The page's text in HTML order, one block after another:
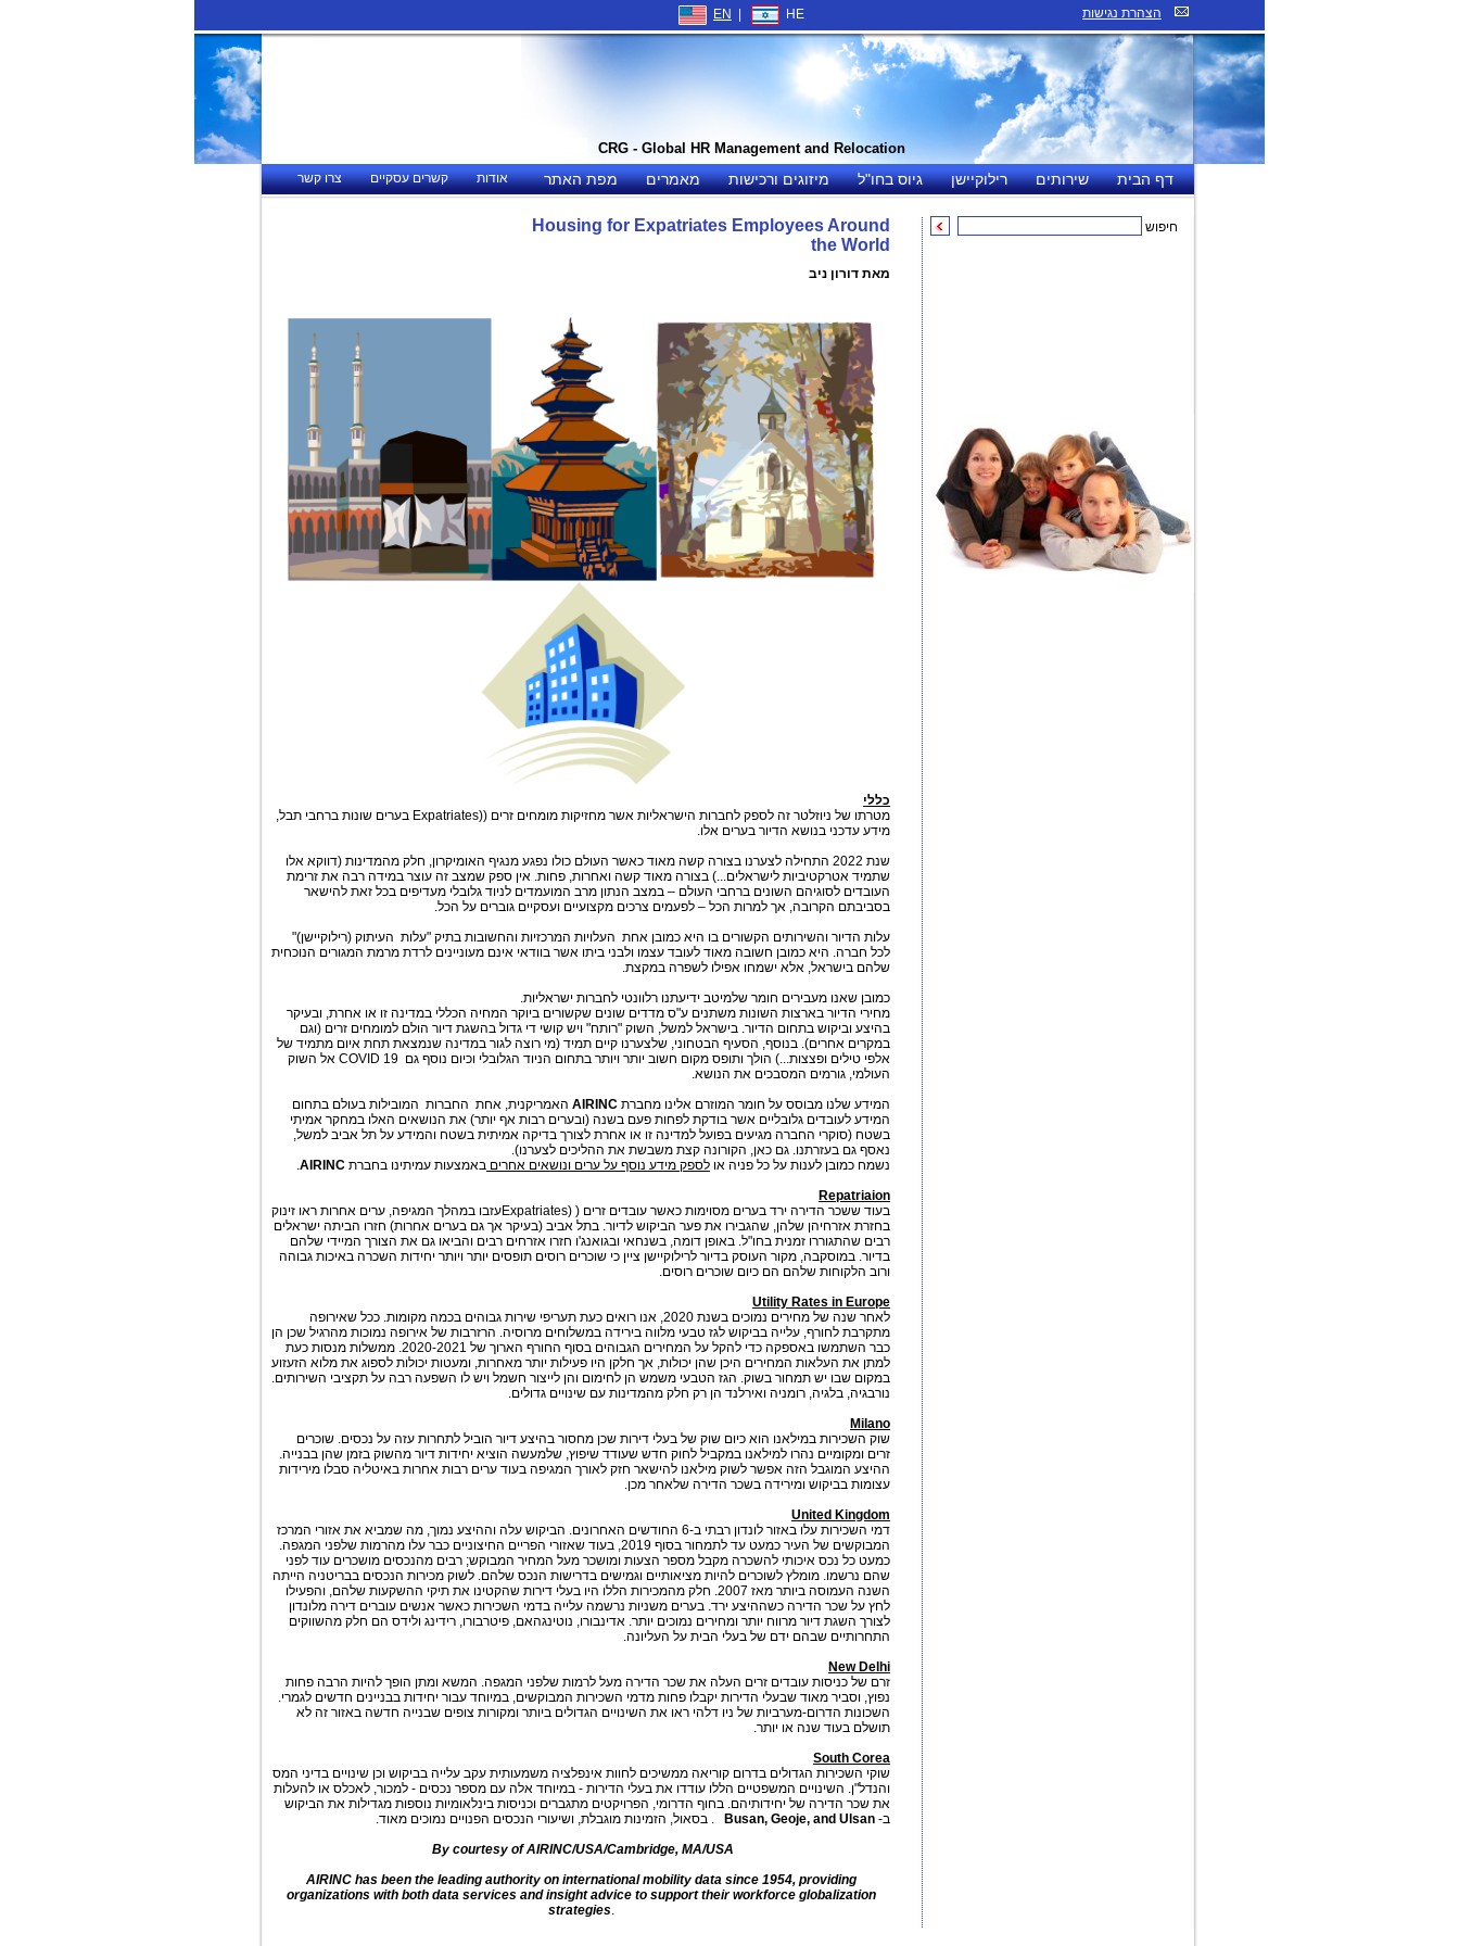
הצהרת נגישות EN HE
CRG - Global HR Management and Relocation
דף הבית שירותים רילוקיישן גיוס בחו"ל מיזוגים ורכישות מאמרים מפת האתר אודות קשרים עסקיים צרו קשר
חיפוש
Housing for Expatriates Employees Around
the World
מאת דורון ניב
כללי
מטרתו של ניוזלטר זה לספק לחברות הישראליות אשר מחזיקות מומחים זרים ((Expatriates בערים שונות ברחבי תבל,
מידע עדכני בנושא הדיור בערים אלו.
שנת 2022 התחילה לצערנו בצורה קשה מאוד כאשר העולם כולו נפגע מנגיף האומיקרון, חלק מהמדינות (דווקא אלו
שתמיד אטרקטיביות לישראלים...) בצורה מאוד קשה ואחרות, פחות. אין ספק שמצב זה עוצר במידה רבה את זרימת
העובדים לסוגיהם השונים ברחבי העולם – במצב הנתון מרב המועמדים לניוד גלובלי מעדיפים בכל זאת להישאר
בסביבתם הקרובה, אך למרות הכל – לפעמים צרכים מקצועיים ועסקיים גוברים על הכל.
עלות הדיור והשירותים הקשורים בו היא כמובן אחת העלויות המרכזיות והחשובות בתיק "עלות העיתוק (רילוקיישן)"
לכל חברה. היא כמובן חשובה מאוד לעובד עצמו ולבני ביתו אשר בוודאי אינם מעוניינים לרדת מרמת המגורים הנוכחית
שלהם בישראל, אלא ישמחו אפילו לשפרה במקצת.
כמובן שאנו מעבירים חומר שלמיטב ידיעתנו רלוונטי לחברות ישראליות.
מחירי הדיור בארצות השונות משתנים ע"ס מדדים שונים שקשורים ביוקר המחיה הכללי במדינה זו או אחרת, ובעיקר
בהיצע וביקוש בתחום הדיור. בישראל למשל, השוק "רותח" ויש קושי די גדול בהשגת דיור הולם למומחים זרים (וגם
במקרים אחרים). בנוסף, הסעיף הבטחוני, שלצערנו קיים תמיד (מי רוצה לגור במדינה שנמצאת תחת איום מתמיד של
אלפי טילים ופצצות...) הולך ותופס מקום חשוב יותר ויותר בתחום הניוד הגלובלי וכיום נוסף גם COVID 19 אל השוק
העולמי, גורמים המסבכים את הנושא.
המידע שלנו מבוסס על חומר המוזרם אלינו מחברת AIRINC האמריקנית, אחת החברות המובילות בעולם בתחום
המידע לעובדים גלובליים אשר בודקת לפחות פעם בשנה (ובערים רבות אף יותר) את הנושאים האלו במחקר אמיתי
בשטח (סוקרי החברה מגיעים בפועל למדינה זו או אחרת לצורך בדיקה אמיתית בשטח והמידע על תל אביב למשל,
נאסף גם בעזרתנו. גם כאן, הקורונה קצת משבשת את ההליכים לצערנו).
נשמח כמובן לענות על כל פניה או לספק מידע נוסף על ערים ונושאים אחרים באמצעות עמיתינו בחברת AIRINC
.
Repatriaion
בעוד ששכר הדירה ירד בערים מסוימות כאשר עובדים זרים ( (Expatriatesעזבו במהלך המגיפה, ערים אחרות ראו זינוק
בחזרת אזרחיהן שלהן, שהגבירו את פער הביקוש לדיור. בתל אביב (בעיקר אך גם בערים אחרות) חזרו הביתה ישראלים
רבים שהתגוררו זמנית בחו"ל. באופן דומה, בשנחאי ובגואנג'ו חזרו אזרחים רבים והביאו גם את הצורך המיידי שלהם
בדיור. במוסקבה, מקור העוסק בדיור לרילוקיישן ציין כי שוכרים רוסים תופסים יותר ויותר יחידות השכרה באיכות גבוהה
ורוב הלקוחות שלהם הם כיום שוכרים רוסים.
Utility Rates in Europe
לאחר שנה של מחירים נמוכים בשנת 2020, אנו רואים כעת תעריפי שירות גבוהים בכמה מקומות. ככל שאירופה
מתקרבת לחורף, עלייה בביקוש לגז טבעי מלווה בירידה במשלוחים מרוסיה. הרזרבות של אירופה נמוכות מהרגיל שכן הן
כבר השתמשו באספקה ​​כדי להקל על המחירים הגבוהים בסוף החורף הארוך של 2020-2021. ממשלות מנסות כעת
למתן את העלאות המחירים היכן שהן יכולות, אך חלקן היו פעילות יותר מאחרות, ומעטות יכולות לספוג את מלוא הזעזוע
במקום שבו יש תמחור בשוק. הגז הטבעי משמש הן לחימום והן לייצור חשמל ויש לו השפעה רבה על תקציבי השירותים.
נורבגיה, בלגיה, רומניה ואירלנד הן רק חלק מהמדינות עם שינויים גדולים.
Milano
שוק השכירות במילאנו הוא כיום שוק של בעלי דירות שכן מחסור בהיצע דיור הוביל לתחרות עזה על נכסים. שוכרים
זרים ומקומיים נהרו למילאנו במקביל לחוק חדש שעודד שיפוץ, שלמעשה הוציא יחידות דיור מהשוק בזמן שהן בבנייה.
ההיצע המוגבל הזה אפשר לשוק מילאנו להישאר חזק לאורך המגיפה בעוד ערים רבות אחרות באיטליה סבלו מירידות
עצומות בביקוש ומירידה בשכר הדירה שלאחר מכן.
United Kingdom
דמי השכירות עלו באזור לונדון רבתי ב-6 החודשים האחרונים. הביקוש עלה וההיצע נמוך, מה שמביא את אזורי המרכז
המבוקשים של העיר כמעט עד לתמחור בסוף 2019, בעוד שאזורי הפריים החיצוניים כבר עלו מהרמות שלפני המגפה.
כמעט כל נכס איכותי להשכרה מקבל מספר הצעות ומושכר מעל המחיר המבוקש; רבים מהנכסים מושכרים עוד לפני
שהם נרשמו. מומלץ לשוכרים להיות מציאותיים וגמישים בדרישות הנכס שלהם. לשוק מכירות הנכסים בבריטניה הייתה
השנה העמוסה ביותר מאז 2007. חלק מהמכירות הללו היו בעלי דירות שהקטינו את תיקי ההשקעות שלהם, והפעילו
לחץ על שכר הדירה כשההיצע ירד. בערים משניות נרשמה עלייה בדמי השכירות כאשר אנשים עוברים דירה מלונדון
לצורך השגת דיור מרווח יותר ומחירים נמוכים יותר. אדינבורו, נוטינגהאם, פיטרבורו, רידינג ולידס הם חלק מהשווקים
התחרותיים שבהם ידם של בעלי הבית על העליונה.
New Delhi
זרם של כניסות עובדים זרים העלה את שכר הדירה מעל לרמות שלפני המגפה. המשא ומתן הופך להיות הרבה פחות
נפוץ, וסביר מאוד שבעלי הדירות יקבלו פחות מדמי השכירות המבוקשים, במיוחד עבור יחידות בבניינים חדשים לגמרי.
השכונות הדרום-מערביות של ניו דלהי ראו את השינויים הגדולים ביותר ומקורות צופים שבנייה חדשה באזור זה לא
תושלם בעוד שנה או יותר.
South Corea
שוקי השכירות הגדולים בדרום קוריאה ממשיכים לחוות אינפלציה משמעותית עקב עלייה בביקוש וכן שינויים בדיני המס
והנדל"ן. השינויים המשפטיים הללו עודדו את בעלי הדירות - במיוחד אלה עם מספר נכסים - למכור, לאכלס או להעלות
את שכר הדירה של יחידותיהם. בחוף הדרומי, הפרויקטים מתגברים וכניסות בינלאומיות נוספות מגדילות את הביקוש
ב­- Busan, Geoje, and Ulsan
. בסאול, הזמינות מוגבלת, ושיעורי הנכסים הפנויים נמוכים מאוד.
By courtesy of AIRINC/USA/Cambridge, MA/USA
AIRINC has been the leading authority on international mobility data since 1954, providing
organizations with both data services and insight advice to support their workforce globalization
strategies.